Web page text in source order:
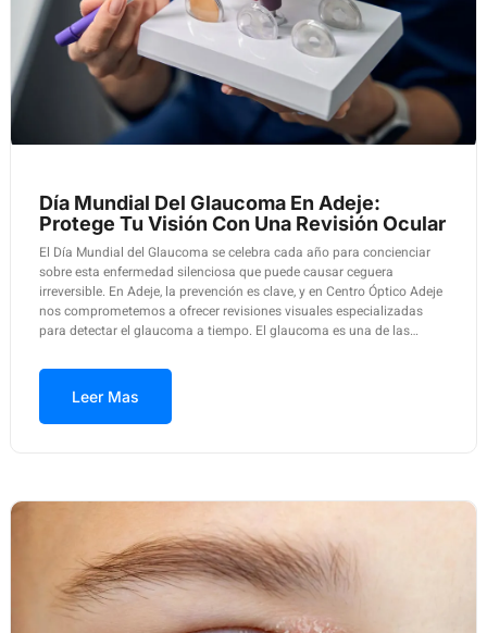
Día Mundial Del Glaucoma En Adeje:
Protege Tu Visión Con Una Revisión Ocular
El Día Mundial del Glaucoma se celebra cada año para concienciar
sobre esta enfermedad silenciosa que puede causar ceguera
irreversible. En Adeje, la prevención es clave, y en Centro Óptico Adeje
nos comprometemos a ofrecer revisiones visuales especializadas
para detectar el glaucoma a tiempo. El glaucoma es una de las…
Leer Mas